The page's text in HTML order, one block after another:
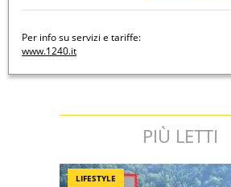
Per info su servizi e tariffe:
www.1240.it
PIÙ LETTI
LIFESTYLE